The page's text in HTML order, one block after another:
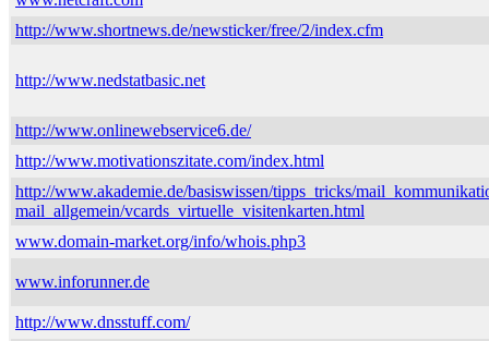
http://www.shortnews.de/newsticker/free/2/index.cfm
http://www.nedstatbasic.net
http://www.onlinewebservice6.de/
http://www.motivationszitate.com/index.html
http://www.akademie.de/basiswissen/tipps_tricks/
mail_allgemein/vcards_virtuelle_visitenkarten.html
www.domain-market.org/info/whois.php3
www.inforunner.de
http://www.dnsstuff.com/